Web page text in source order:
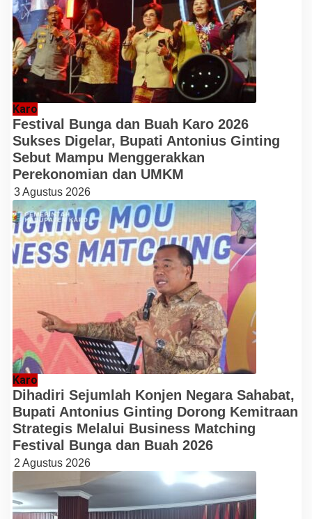
Karo
Festival Bunga dan Buah Karo 2026
Sukses Digelar, Bupati Antonius Ginting
Sebut Mampu Menggerakkan
Perekonomian dan UMKM
3 Agustus 2026
Karo
Dihadiri Sejumlah Konjen Negara Sahabat,
Bupati Antonius Ginting Dorong Kemitraan
Strategis Melalui Business Matching
Festival Bunga dan Buah 2026
2 Agustus 2026